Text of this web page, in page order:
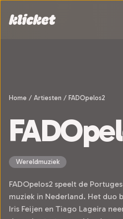
Home / Artiesten / FADOpelos2
Wereldmuziek
FADOpelos2 speelt de
muziek in Nederland. Het duo
Iris Feijen en Tiago Lageira